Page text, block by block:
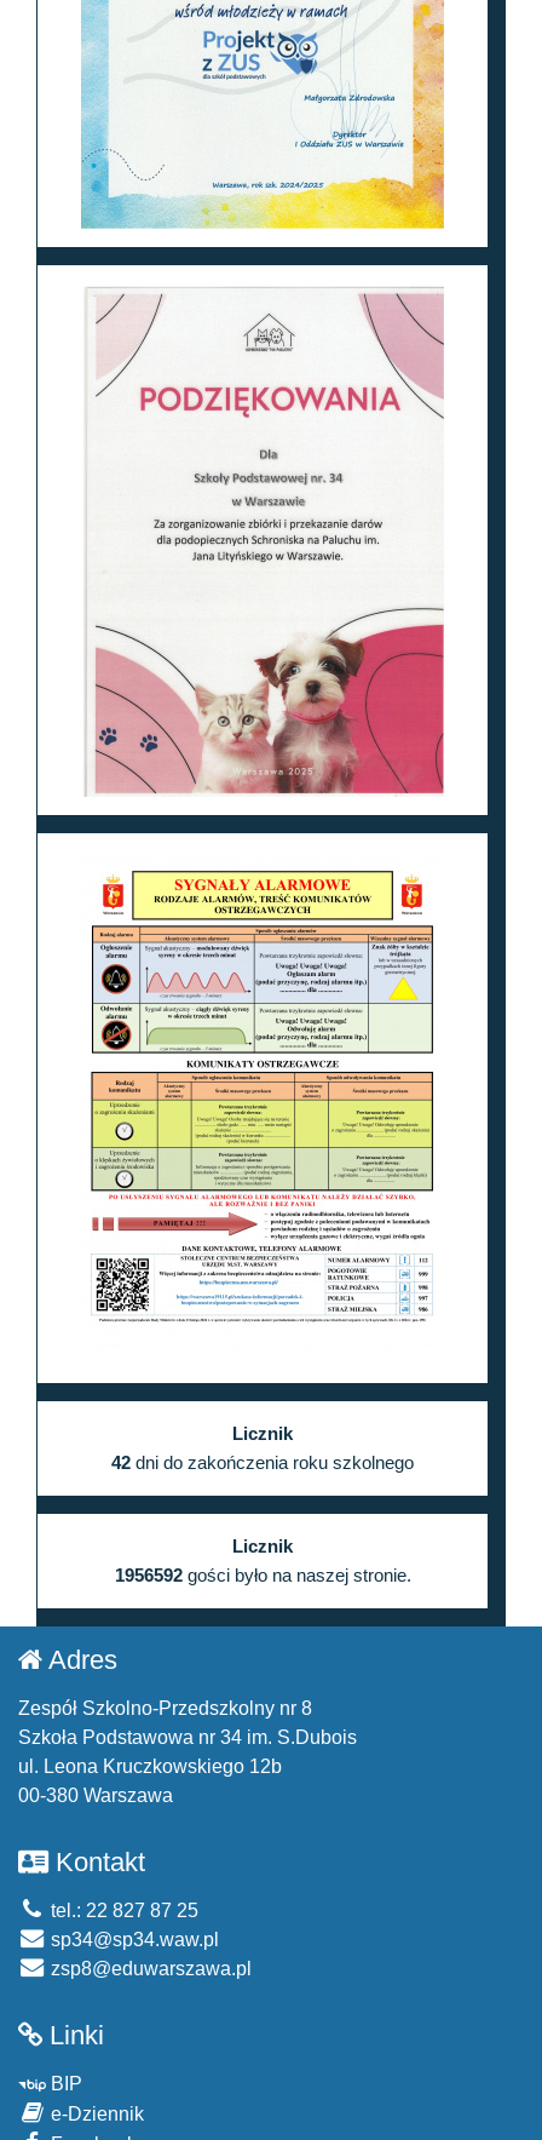
Licznik
42 dni do zakończenia roku szkolnego
Licznik
1956592gości było na naszej stronie.
Adres
Zespół Szkolno-Przedszkolny nr 8
Szkoła Podstawowa nr 34 im. S.Dubois
ul. Leona Kruczkowskiego 12b
00-380 Warszawa
Kontakt
tel.: 22 827 87 25
sp34@sp34.waw.pl
zsp8@eduwarszawa.pl
Linki
BIP
e-Dziennik